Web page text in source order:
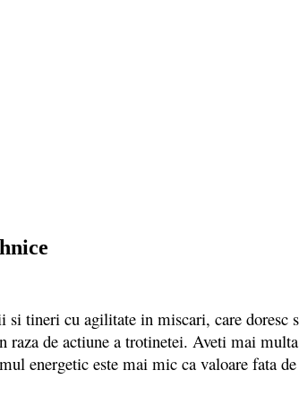
tineri cu agilitate in miscari, care doresc
raza de actiune a trotinetei. Aveti mai
energetic este mai mic ca valoare fata